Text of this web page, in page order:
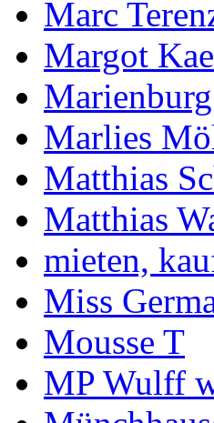
Marc
Margot
Marlies
Matthias
Matthias
mieten,
Miss
Mousse T
MP Wulff